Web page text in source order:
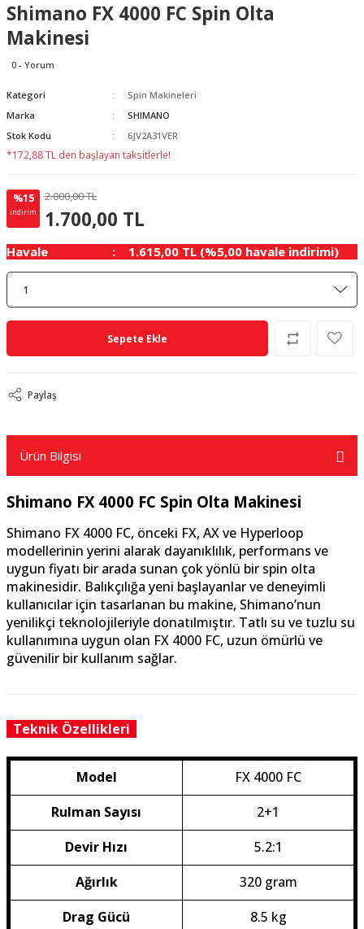
Shimano FX 4000 FC Spin Olta
Makinesi
0 - Yorum
Kategori
Spin Makineleri
Marka
SHIMANO
Stok Kodu
6JV2A31VER
*172,88 TL den başlayan taksitlerle!
%15
indirim
2.000,00 TL
1.700,00 TL
Havale 1.615,00 TL (%5,00 havale indirimi)
Sepete Ekle
Paylaş
Ürün Bilgisi
Shimano FX 4000 FC Spin Olta Makinesi
Shimano FX 4000 FC, önceki FX, AX ve Hyperloop
modellerinin yerini alarak dayanıklılık, performans ve
uygun fiyatı bir arada sunan çok yönlü bir spin olta
makinesidir. Balıkçılığa yeni başlayanlar ve deneyimli
kullanıcılar için tasarlanan bu makine, Shimano’nun
yenilikçi teknolojileriyle donatılmıştır. Tatlı su ve tuzlu su
kullanımına uygun olan FX 4000 FC, uzun ömürlü ve
güvenilir bir kullanım sağlar.
Teknik Özellikleri
Model
FX 4000 FC
Rulman Sayısı
2+1
Devir Hızı
5.2:1
Ağırlık
320 gram
Drag Gücü
8.5 kg